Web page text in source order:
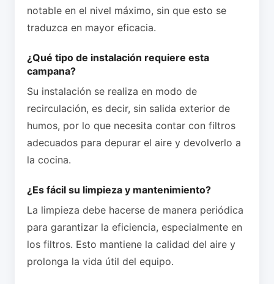
notable en el nivel máximo, sin que esto se
traduzca en mayor eficacia.
¿Qué tipo de instalación requiere esta
campana?
Su instalación se realiza en modo de
recirculación, es decir, sin salida exterior de
humos, por lo que necesita contar con filtros
adecuados para depurar el aire y devolverlo a
la cocina.
¿Es fácil su limpieza y mantenimiento?
La limpieza debe hacerse de manera periódica
para garantizar la eficiencia, especialmente en
los filtros. Esto mantiene la calidad del aire y
prolonga la vida útil del equipo.